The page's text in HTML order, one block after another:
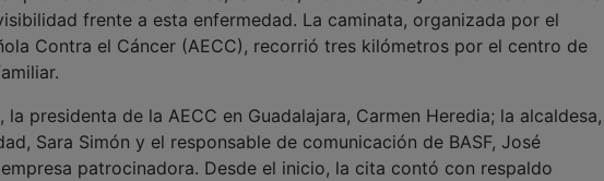
presidenta de la AECC en Guadalajara, Carmen Heredia; la alcaldesa,
Sara Simón y el responsable de comunicación de BASF, José
patrocinadora. Desde el inicio, la cita contó con respaldo
la cita contó con respaldo institucional y social.
destacó el respaldo ciudadano: “Ha sido una participación